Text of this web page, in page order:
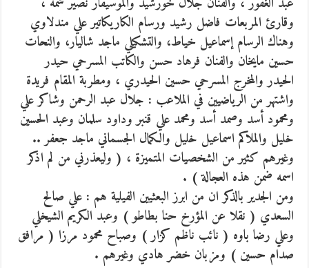
وقارئ المربعات فاضل رشيد ورسام الكاريكاتير علي مندلاوي
وهناك الرسام إسماعيل خياط، والتشكيلي ماجد شاليار، والنحات
حسين مايخان والفنان فرهاد حسن والكاتب المسرحي حيدر
الحيدر والمخرج المسرحي حسين الحيدري ، ومطربة المقام فريدة
واشتهر من الرياضيين في الملاعب : جلال عبد الرحمن وشاكر علي
ومحمود أسد وصمد أسد ومحمد علي قنبر وداود سلمان وعبد الحسين
خليل والملاكم اسماعيل خليل والكمال الجسماني ماجد جعفر ..
وغيرهم كثير من الشخصيات المتميزة ، ( وليعذرني من لم اذكر
اسمه ضمن هذه العجالة ) .
ومن الجدير بالذكر ان من ابرز البعثيين الفيلية هم : علي صالح
السعدي ( نقلا عن المؤرخ حنا بطاطو ) وعبد الكريم الشيخلي
وعلي رضا باوه ( نائب ناظم كزار ) وصباح محمود مرزا ( مرافق
صدام حسين ) ومزبان خضر هادي وغيرهم .